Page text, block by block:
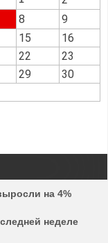
8
9
15
16
22
23
29
30
на 4%
неделе